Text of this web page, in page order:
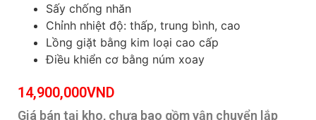
Sấy chống nhăn
Chỉnh nhiệt độ: thấp, trung bình, cao
Lồng giặt bằng kim loại cao cấp
Điều khiển cơ bằng núm xoay
14,900,000VND
Giá bán tại kho, chưa bao gồm vận chuyển lắp